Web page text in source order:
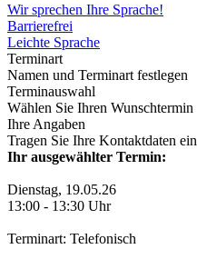
Wir sprechen Ihre Sprache!
Barrierefrei
Leichte Sprache
Terminart
Namen und Terminart festlegen
Terminauswahl
Wählen Sie Ihren Wunschtermin
Ihre Angaben
Tragen Sie Ihre Kontaktdaten ein
Ihr ausgewählter Termin:
Dienstag, 19.05.26
13:00 - 13:30 Uhr
Terminart: Telefonisch